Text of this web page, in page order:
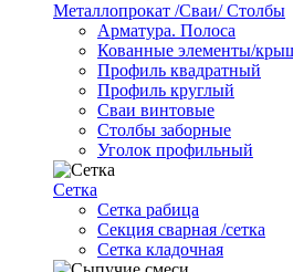
Металлопрокат /Сваи/ Столбы
Арматура. Полоса
Кованные элементы/
Профиль квадратный
Профиль круглый
Сваи винтовые
Столбы заборные
Уголок профильный
Сетка
Cетка рабица
Секция сварная /сетка
Сетка кладочная